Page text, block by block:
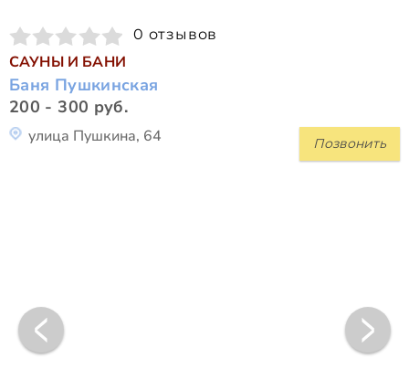
0 отзывов
САУНЫ И БАНИ
Баня Пушкинская
200 - 300 руб.
Позвонить
улица Пушкина, 64